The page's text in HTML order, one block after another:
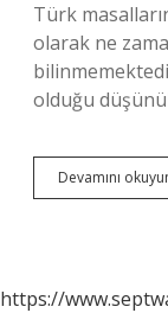
Türk
olarak ne
olduğu
Devamını
https://